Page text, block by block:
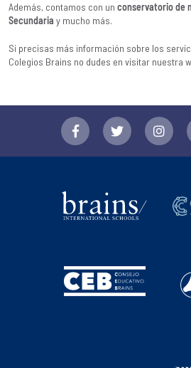
Además, contamos con un conservatorio de
Secundaria y mucho más.
Si precisas más información sobre los
Colegios Brains no dudes en visitar nuestra